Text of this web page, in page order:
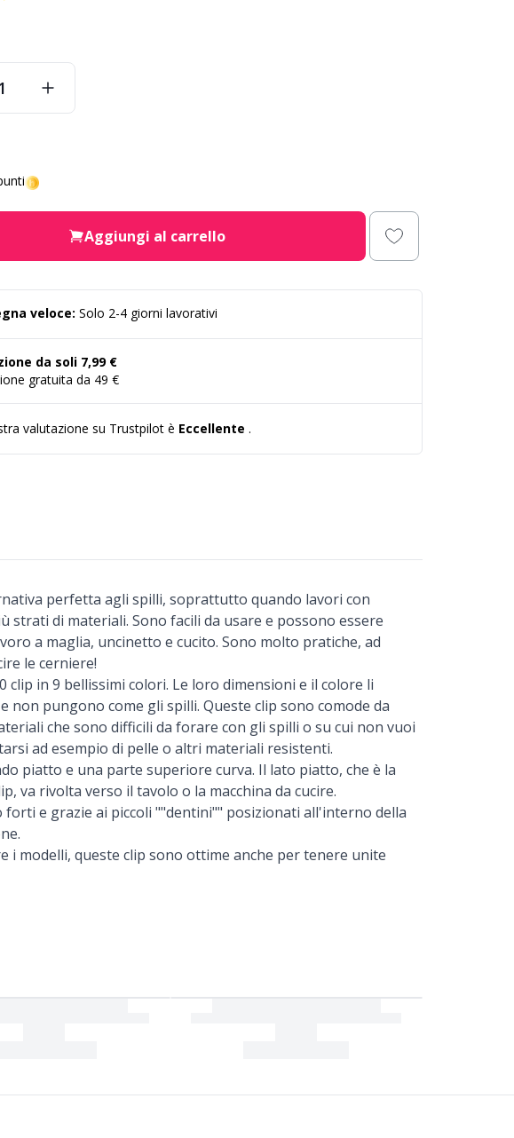
Aggiungi al carrello
veloce: Solo 2-4 giorni lavorativi
da soli 7,99 €
gratuita da 49 €
valutazione su Trustpilot è Eccellente .
perfetta agli spilli, soprattutto quando lavori con
strati di materiali. Sono facili da usare e possono essere
a maglia, uncinetto e cucito. Sono molto pratiche, ad
le cerniere!
clip in 9 bellissimi colori. Le loro dimensioni e il colore li
non pungono come gli spilli. Queste clip sono comode da
che sono difficili da forare con gli spilli o su cui non vuoi
ad esempio di pelle o altri materiali resistenti.
piatto e una parte superiore curva. Il lato piatto, che è la
va rivolta verso il tavolo o la macchina da cucire.
forti e grazie ai piccoli ""dentini"" posizionati all'interno della
i modelli, queste clip sono ottime anche per tenere unite